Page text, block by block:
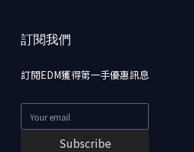
訂閱我們
訂閱EDM獲得第一手優惠訊息
Subscribe